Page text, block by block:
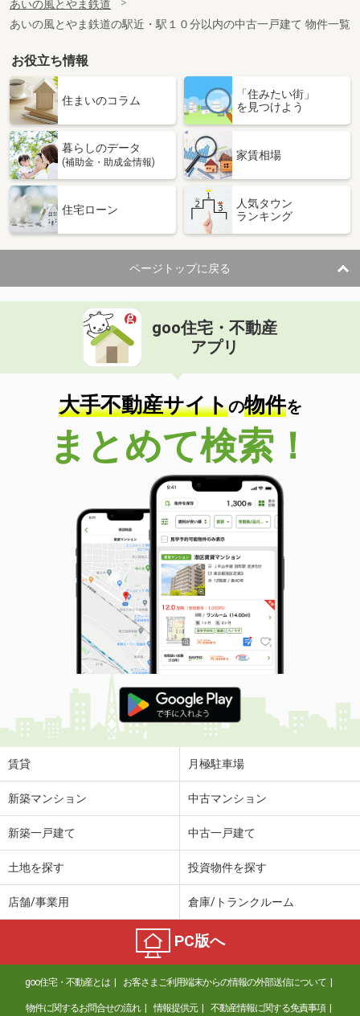
あいの風とやま鉄道
あいの風とやま鉄道の駅近・駅１０分以内の中古一戸建て 物件一覧
お役立ち情報
住まいのコラム
「住みたい街」
を見つけよう
暮らしのデータ
(補助金・助成金情報)
家賃相場
住宅ローン
人気タウン
ランキング
ページトップに戻る
goo住宅・不動産
アプリ
大手不動産サイトの物件を
まとめて検索！
賃貸 月極駐車場
新築マンション 中古マンション
新築一戸建て 中古一戸建て
土地を探す 投資物件を探す
店舗/事業用 倉庫/トランクルーム
PC版へ
goo住宅・不動産とは お客さまご利用端末からの情報の外部送信について
物件に関するお問合せの流れ 情報提供元 不動産情報に関する免責事項